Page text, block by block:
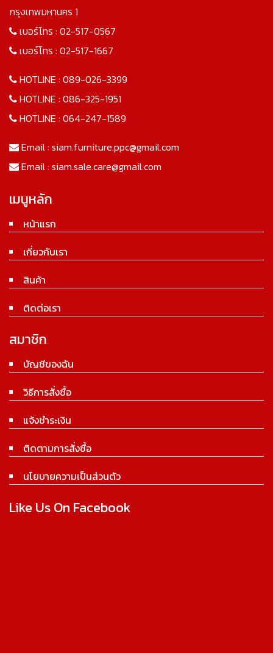
กรุงเทพมหานคร 1
เบอร์โทร : 02-517-0567
เบอร์โทร : 02-517-1667
HOTLINE : 089-026-3399
HOTLINE : 086-325-1951
HOTLINE : 064-247-1589
Email : siam.furniture.ppc@gmail.com
Email : siam.sale.care@gmail.com
เมนูหลัก
หน้าแรก
เกี่ยวกับเรา
สินค้า
ติดต่อเรา
สมาชิก
บัญชีของฉัน
วิธีการสั่งซื้อ
แจ้งชำระเงิน
ติดตามการสั่งซื้อ
นโยบายความเป็นส่วนตัว
Like Us On Facebook